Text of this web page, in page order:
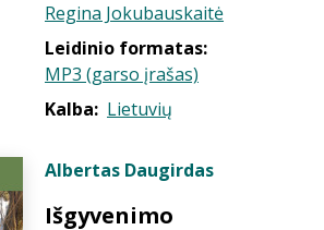
Regina Jokubauskaitė
Leidinio formatas:
MP3 (garso įrašas)
Kalba: Lietuvių
Albertas Daugirdas
Išgyvenimo